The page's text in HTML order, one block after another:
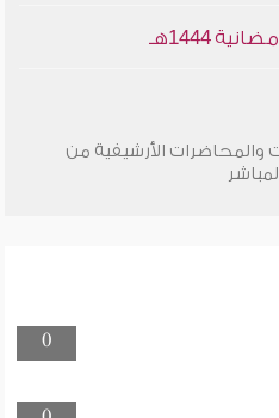
1444هـ
والمحاضرات الأرشيفية من
0